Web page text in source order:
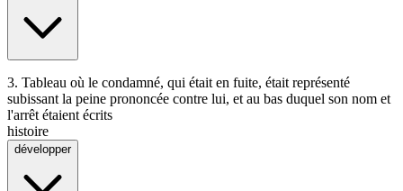
3. Tableau où le condamné, qui était en fuite, était représenté
subissant la peine prononcée contre lui, et au bas duquel son nom et
l'arrêt étaient écrits
histoire
développer